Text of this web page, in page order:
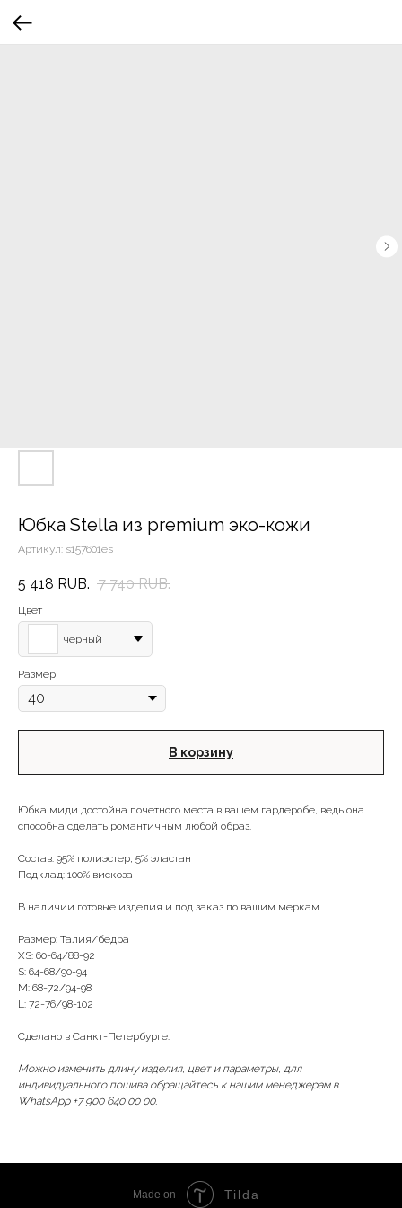
Юбка Stella из premium эко-кожи
Артикул: s157601es
5 418 RUB. 7 740 RUB.
Цвет
черный
Размер
В корзину
Юбка миди достойна почетного места в вашем гардеробе, ведь она
способна сделать романтичным любой образ.
Состав: 95% полиэстер, 5% эластан
Подклад: 100% вискоза
В наличии готовые изделия и под заказ по вашим меркам.
Размер: Талия/бедра
XS: 60-64/88-92
S: 64-68/90-94
M: 68-72/94-98
L: 72-76/98-102
Сделано в Санкт-Петербурге.
Можно изменить длину изделия, цвет и параметры, для
индивидуального пошива обращайтесь к нашим менеджерам в
WhatsApp +7 900 640 00 00.
Made on Tilda